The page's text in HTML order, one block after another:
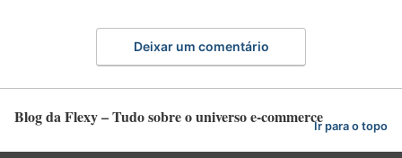
Deixar um comentário
Blog da Flexy – Tudo sobre o universo e-commerceIr para o topo